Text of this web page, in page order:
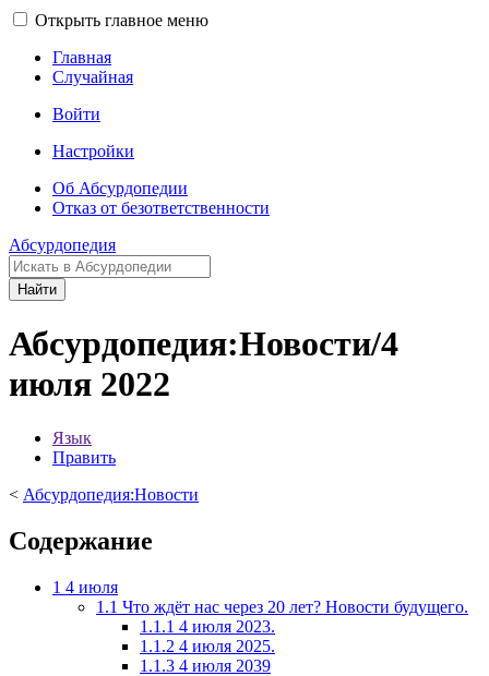
Открыть главное меню
Главная
Случайная
Войти
Настройки
Об Абсурдопедии
Отказ от безответственности
Абсурдопедия
Найти
Абсурдопедия:Новости/4
июля 2022
Язык
Править
< Абсурдопедия:Новости
Содержание
1 4 июля
1.1 Что ждёт нас через 20 лет? Новости будущего.
1.1.1 4 июля 2023.
1.1.2 4 июля 2025.
1.1.3 4 июля 2039